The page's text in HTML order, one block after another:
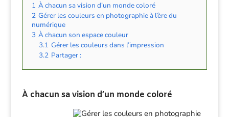
1 À chacun sa vision d’un monde coloré
2 Gérer les couleurs en photographie à l’ère du
numérique
3 À chacun son espace couleur
3.1 Gérer les couleurs dans l’impression
3.2 Partager :
À chacun sa vision d’un monde coloré